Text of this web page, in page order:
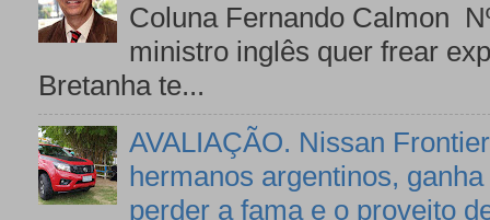
Coluna Fernando Calmon
ministro inglês quer frear
Bretanha te...
AVALIAÇÃO. Nissan
hermanos argentinos,
perder a fama e o proveito